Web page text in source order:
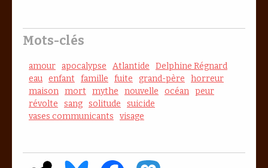
Mots-clés
amour apocalypse Atlantide
Delphine Régnard
eau enfant famille fuite grand-père
horreur
maison mort mythe nouvelle océan peur
révolte
sang solitude
suicide
vases communicants
visage